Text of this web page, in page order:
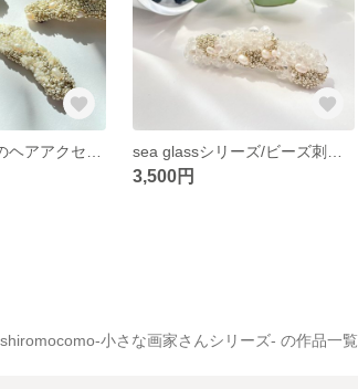
3,500円
shiromocomo-小さな画家さんシリーズ- の作品一覧